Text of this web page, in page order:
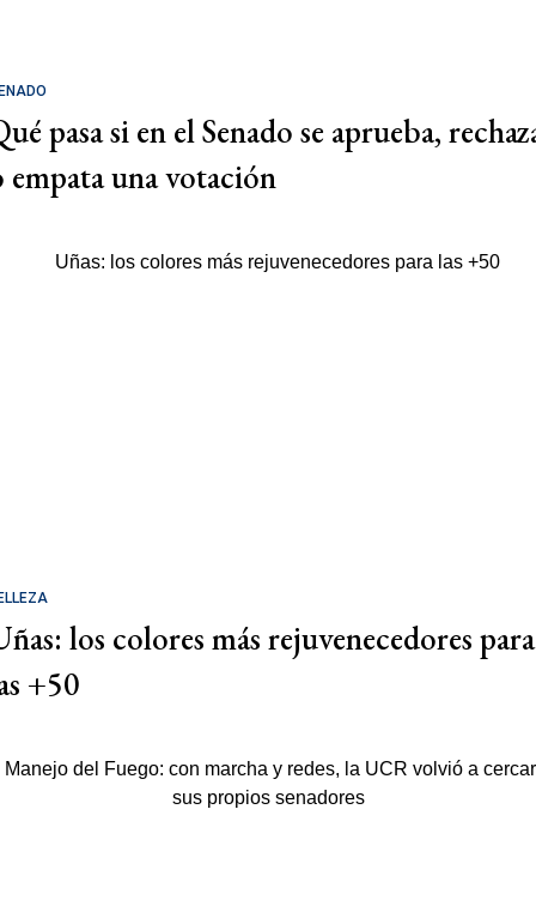
pasa si en el Senado se aprueba,
empata una votación
los colores más rejuvenecedores para
+50